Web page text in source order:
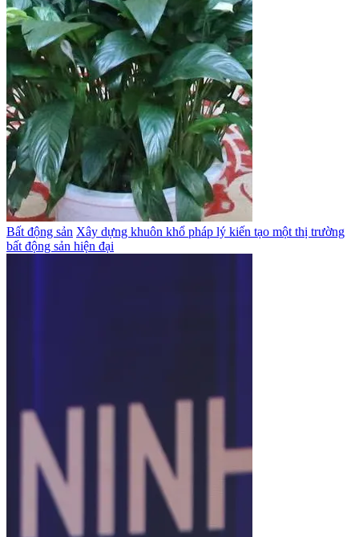
Bất động sản Xây dựng khuôn khổ pháp lý kiến tạo một thị trường
bất động sản hiện đại